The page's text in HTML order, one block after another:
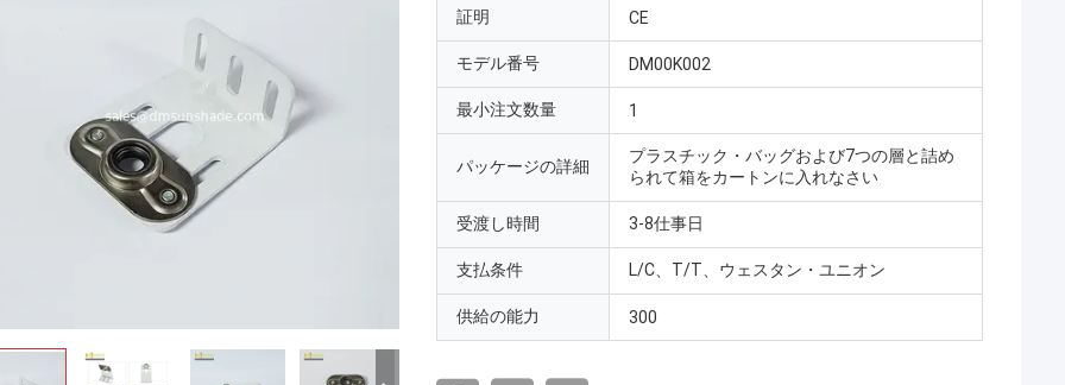
証明 CE
モデル番号 DM00K002
最小注文数量 1
パッケージの詳細
プラスチック・バッグおよび7つの層と詰め
られて箱をカートンに入れなさい
受渡し時間 3-8仕事日
支払条件 L/C、T/T、ウェスタン・ユニオン
供給の能力 300